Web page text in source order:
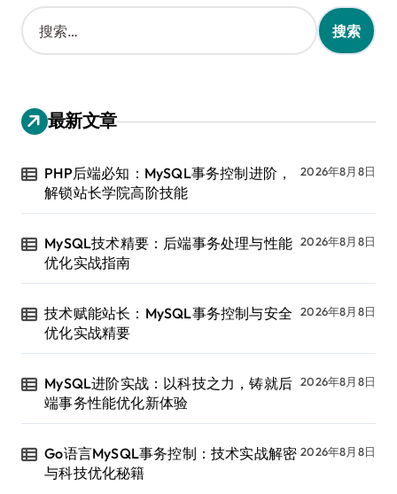
搜
索
：
最新文章
PHP后端必知：MySQL事务控制进阶，
解锁站长学院高阶技能
2026年8月8日
MySQL技术精要：后端事务处理与性能
优化实战指南
2026年8月8日
技术赋能站长：MySQL事务控制与安全
优化实战精要
2026年8月8日
MySQL进阶实战：以科技之力，铸就后
端事务性能优化新体验
2026年8月8日
Go语言MySQL事务控制：技术实战解密
与科技优化秘籍
2026年8月8日